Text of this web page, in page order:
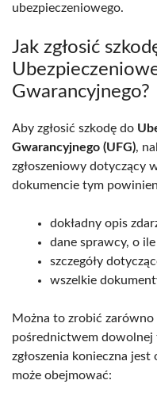
ubezpieczeniowego.
Jak zgłosić
Gwarancyjnego?
Aby zgłosić szkodę do
Gwarancyjnego (UFG),
zgłoszeniowy dotyczący
dokumencie tym
dokładny opis
dane sprawcy, o
szczegóły
wszelkie
Można to zrobić zarówno
pośrednictwem dowolnej
zgłoszenia konieczna
może obejmować: